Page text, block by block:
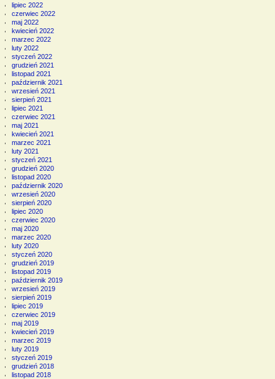
lipiec 2022
czerwiec 2022
maj 2022
kwiecień 2022
marzec 2022
luty 2022
styczeń 2022
grudzień 2021
listopad 2021
październik 2021
wrzesień 2021
sierpień 2021
lipiec 2021
czerwiec 2021
maj 2021
kwiecień 2021
marzec 2021
luty 2021
styczeń 2021
grudzień 2020
listopad 2020
październik 2020
wrzesień 2020
sierpień 2020
lipiec 2020
czerwiec 2020
maj 2020
marzec 2020
luty 2020
styczeń 2020
grudzień 2019
listopad 2019
październik 2019
wrzesień 2019
sierpień 2019
lipiec 2019
czerwiec 2019
maj 2019
kwiecień 2019
marzec 2019
luty 2019
styczeń 2019
grudzień 2018
listopad 2018